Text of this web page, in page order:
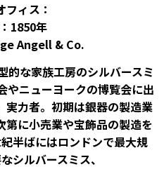
フィス：
1850年
Angell & Co.
的な家族工房のシルバースミ
やニューヨークの博覧会に出
実力者。初期は銀器の製造業
に小売業や宝飾品の製造を
半ばにはロンドンで最大規
シルバースミス、